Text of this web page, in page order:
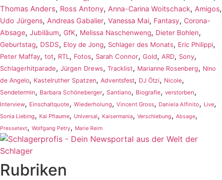
Thomas Anders, Ross Antony, Anna-Carina Woitschack, Amigos,
Udo Jürgens, Andreas Gabalier, Vanessa Mai, Fantasy, Corona-
Absage, Jubiläum, GfK, Melissa Naschenweng, Dieter Bohlen,
Geburtstag, DSDS, Eloy de Jong, Schlager des Monats, Eric Philippi,
Peter Maffay, tot, RTL , Fotos, Sarah Connor, Gold, ARD, Sony,
Schlagerhitparade, Jürgen Drews, Tracklist, Marianne Rosenberg, Nino
de Angelo, Kastelruther Spatzen, Adventsfest, DJ Ötzi, Nicole,
Sendetermin, Barbara Schöneberger, Santiano, Biografie, verstorben,
Interview, Einschaltquote, Wiederholung, Vincent Gross, Daniela Alfinito, Live,
Sonia Liebing, Kai Pflaume, Universal, Kaisermania, Verschiebung, Absage,
Pressetext, Wolfgang Petry, Marie Reim
Rubriken